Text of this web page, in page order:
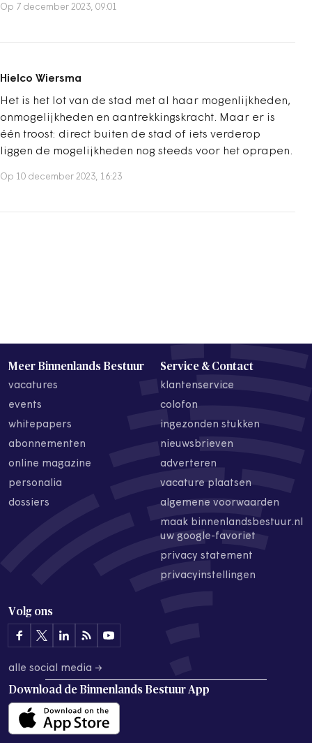
Op 7 december 2023, 09:01
Hielco Wiersma
Het is het lot van de stad met al haar mogenlijkheden,
onmogelijkheden en aantrekkingskracht. Maar er is
één troost: direct buiten de stad of iets verderop
liggen de mogelijkheden nog steeds voor het oprapen.
Op 10 december 2023, 16:23
Meer Binnenlands Bestuur
vacatures
events
whitepapers
abonnementen
online magazine
personalia
dossiers
Service & Contact
klantenservice
colofon
ingezonden stukken
nieuwsbrieven
adverteren
vacature plaatsen
algemene voorwaarden
maak binnenlandsbestuur.nl
uw google-favoriet
privacy statement
privacyinstellingen
Volg ons
alle social media →
Download de Binnenlands Bestuur App